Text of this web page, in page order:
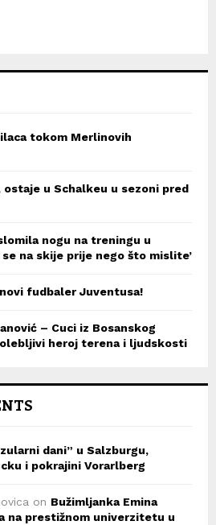
tokom Merlinovih
ostaje u Schalkeu u sezoni pred
nogu na treningu u
na skije prije nego što mislite’
fudbaler Juventusa!
– Cuci iz Bosanskog
heroj terena i ljudskosti
dani” u Salzburgu,
i pokrajini Vorarlberg
on Bužimljanka Emina
na prestižnom univerzitetu u